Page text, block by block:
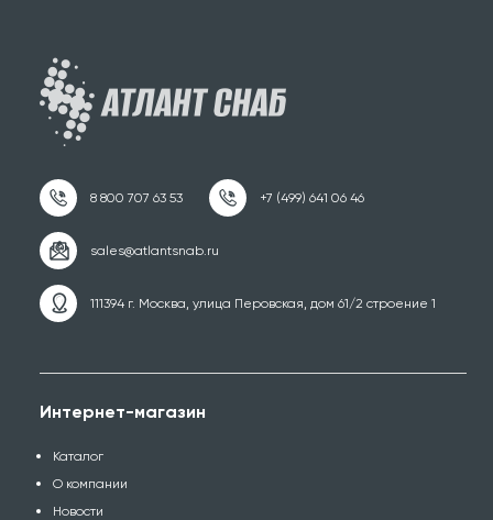
111394 г. Москва, улица Перовская, дом 61/2 строение 1
Интернет-магазин
Каталог
О компании
Новости